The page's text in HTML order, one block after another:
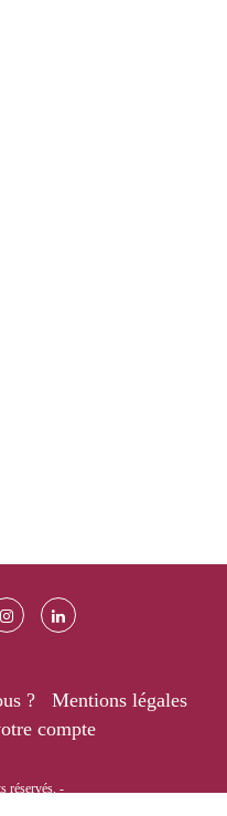
?
Mentions légales
compte
réservés. -